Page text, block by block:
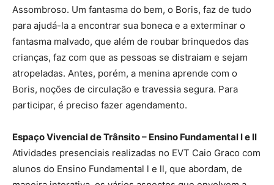
Assombroso. Um fantasma do bem, o Boris, faz de tudo
para ajudá-la a encontrar sua boneca e a exterminar o
fantasma malvado, que além de roubar brinquedos das
crianças, faz com que as pessoas se distraiam e sejam
atropeladas. Antes, porém, a menina aprende com o
Boris, noções de circulação e travessia segura. Para
participar, é preciso fazer agendamento.
Espaço Vivencial de Trânsito – Ensino Fundamental l e ll
Atividades presenciais realizadas no EVT Caio Graco com
alunos do Ensino Fundamental l e ll, que abordam, de